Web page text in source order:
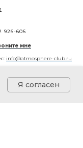
926-606
мне
info@atmosphere-club.ru
работы клуба
Я согласен